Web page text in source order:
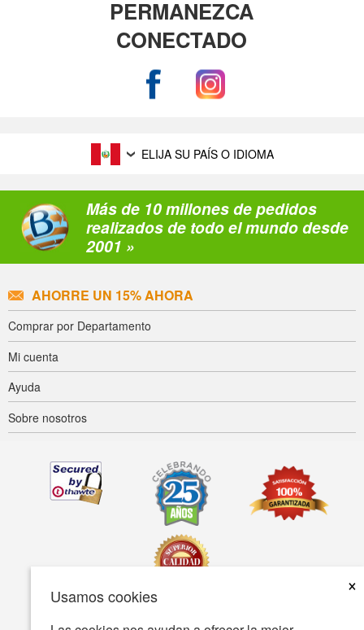
Usamos cookies
×
PERMANEZCA
CONECTADO
ELIJA SU PAÍS O IDIOMA
Más de 10 millones de pedidos
realizados de todo el mundo desde
2001 »
AHORRE UN 15% AHORA
Comprar por Departamento
Mi cuenta
Ayuda
Sobre nosotros